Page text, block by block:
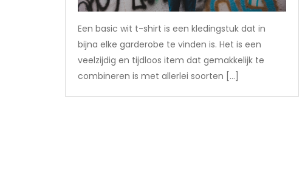
Een basic wit t-shirt is een kledingstuk dat in
bijna elke garderobe te vinden is. Het is een
veelzijdig en tijdloos item dat gemakkelijk te
combineren is met allerlei soorten […]